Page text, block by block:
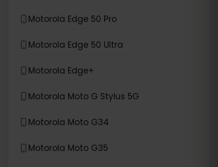
Motorola Edge 50 Pro
Motorola Edge 50 Ultra
Motorola Edge+
Motorola Moto G Stylus 5G
Motorola Moto G34
Motorola Moto G35